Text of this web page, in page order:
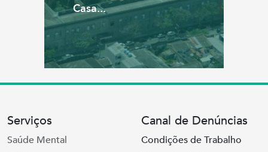
Casa...
Serviços
Saúde Mental
Canal de Denúncias
Condições de Trabalho